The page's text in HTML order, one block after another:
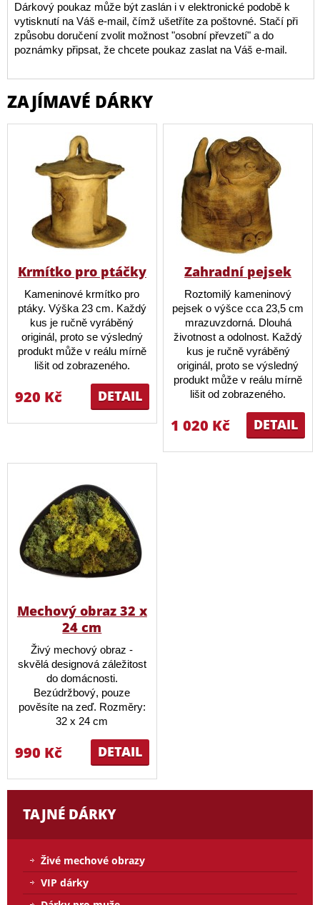
Dárkový poukaz může být zaslán i v elektronické podobě k
vytisknutí na Váš e-mail, čímž ušetříte za poštovné. Stačí při
způsobu doručení zvolit možnost "osobní převzetí" a do
poznámky připsat, že chcete poukaz zaslat na Váš e-mail.
ZAJÍMAVÉ DÁRKY
Krmítko pro ptáčky
Kameninové krmítko pro
ptáky. Výška 23 cm. Každý
kus je ručně vyráběný
originál, proto se výsledný
produkt může v reálu mírně
lišit od zobrazeného.
DETAIL
920 Kč
Zahradní pejsek
Roztomilý kameninový
pejsek o výšce cca 23,5 cm
mrazuvzdorná. Dlouhá
životnost a odolnost. Každý
kus je ručně vyráběný
originál, proto se výsledný
produkt může v reálu mírně
lišit od zobrazeného.
DETAIL
1 020 Kč
Mechový obraz 32 x
24 cm
Živý mechový obraz -
skvělá designová záležitost
do domácnosti.
Bezúdržbový, pouze
pověsíte na zeď. Rozměry:
32 x 24 cm
DETAIL
990 Kč
TAJNÉ DÁRKY
Živé mechové obrazy
VIP dárky